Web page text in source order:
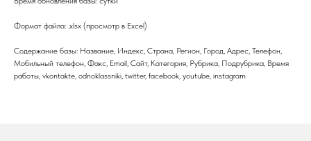
Формат файла: .xlsx (просмотр в Excel)
Содержание базы: Название, Индекс, Страна, Регион, Город, Адрес, Телефон,
Мобильный телефон, Факс, Email, Сайт, Категория, Рубрика, Подрубрика, Время
работы, vkontakte, odnoklassniki, twitter, facebook, youtube, instagram